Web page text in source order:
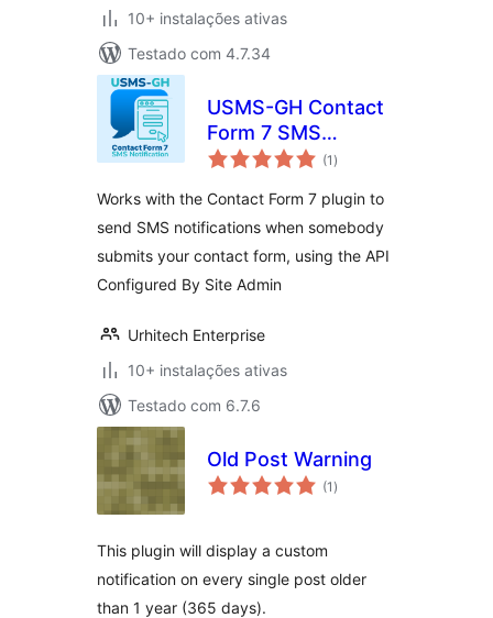
10+ instalações ativas
Testado com 4.7.34
USMS-GH Contact
Form 7 SMS
Notification (1 avaliações
totais
)
Works with the Contact Form 7 plugin to
send SMS notifications when somebody
submits your contact form, using the API
Configured By Site Admin
Urhitech Enterprise
10+ instalações ativas
Testado com 6.7.6
Old Post Warning
(1 avaliações
totais
)
This plugin will display a custom
notification on every single post older
than 1 year (365 days).